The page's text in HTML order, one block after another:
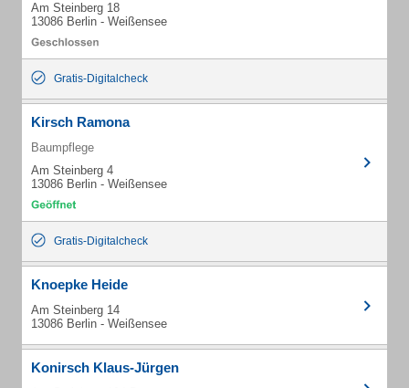
Am Steinberg 18
13086 Berlin - Weißensee
Gratis-Digitalcheck
Kirsch Ramona
Baumpflege
Am Steinberg 4
13086 Berlin - Weißensee
Gratis-Digitalcheck
Knoepke Heide
Am Steinberg 14
13086 Berlin - Weißensee
Konirsch Klaus-Jürgen